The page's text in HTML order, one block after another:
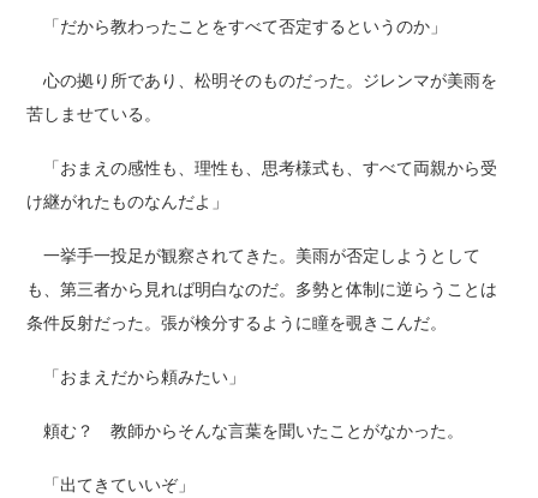
「だから教わったことをすべて否定するというのか」
心の拠り所であり、松明そのものだった。ジレンマが美雨を
苦しませている。
「おまえの感性も、理性も、思考様式も、すべて両親から受
け継がれたものなんだよ」
一挙手一投足が観察されてきた。美雨が否定しようとして
も、第三者から見れば明白なのだ。多勢と体制に逆らうことは
条件反射だった。張が検分するように瞳を覗きこんだ。
「おまえだから頼みたい」
頼む？ 教師からそんな言葉を聞いたことがなかった。
「出てきていいぞ」